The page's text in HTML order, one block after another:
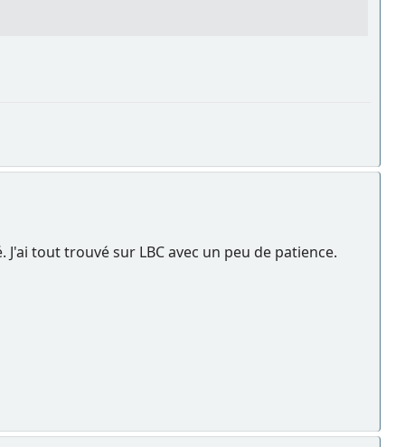
tout trouvé sur LBC avec un peu de patience.